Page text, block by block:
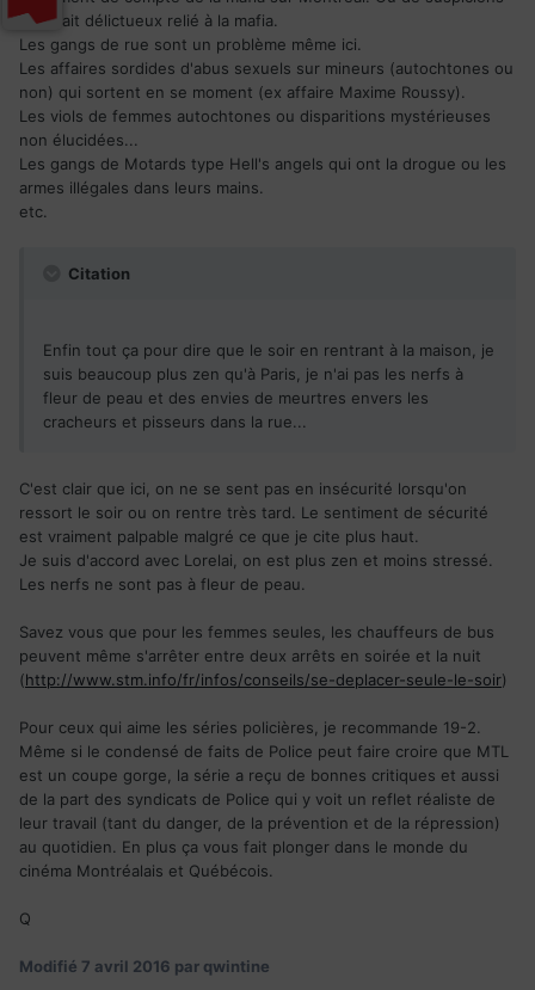
d'un fait délictueux relié à la mafia.
Les gangs de rue sont un problème même ici.
Les affaires sordides d'abus sexuels sur mineurs (autochtones ou
non) qui sortent en se moment (ex affaire Maxime Roussy).
Les viols de femmes autochtones ou disparitions mystérieuses
non élucidées...
Les gangs de Motards type Hell's angels qui ont la drogue ou les
armes illégales dans leurs mains.
etc.
Citation
Enfin tout ça pour dire que le soir en rentrant à la maison, je
suis beaucoup plus zen qu'à Paris, je n'ai pas les nerfs à
fleur de peau et des envies de meurtres envers les
cracheurs et pisseurs dans la rue...
C'est clair que ici, on ne se sent pas en insécurité lorsqu'on
ressort le soir ou on rentre très tard. Le sentiment de sécurité
est vraiment palpable malgré ce que je cite plus haut.
Je suis d'accord avec Lorelai, on est plus zen et moins stressé.
Les nerfs ne sont pas à fleur de peau.
Savez vous que pour les femmes seules, les chauffeurs de bus
peuvent même s'arrêter entre deux arrêts en soirée et la nuit
(http://www.stm.info/fr/infos/conseils/se-deplacer-seule-le-soir)
Pour ceux qui aime les séries policières, je recommande 19-2.
Même si le condensé de faits de Police peut faire croire que MTL
est un coupe gorge, la série a reçu de bonnes critiques et aussi
de la part des syndicats de Police qui y voit un reflet réaliste de
leur travail (tant du danger, de la prévention et de la répression)
au quotidien. En plus ça vous fait plonger dans le monde du
cinéma Montréalais et Québécois.
Q
Modifié 7 avril 2016 par qwintine